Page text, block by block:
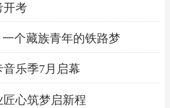
开考
个藏族青年的铁路梦
乐季7月启幕
心筑梦启新程